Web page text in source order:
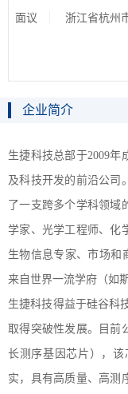
面议 浙江省杭州
企业简介
生捷科技总部于2009年
及科技开发的前沿公司
了一支跨多个学科领
学家、光学工程师、化
生物信息专家、市场和
来自世界一流学府（如
生捷科技得益于硅谷科
取得突破性发展。目前
长测序基因芯片），
实，具有高质量、高测